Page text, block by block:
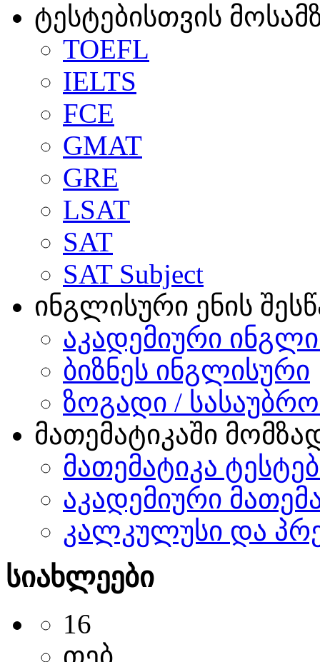
ტესტებისთვის
TOEFL
IELTS
FCE
GMAT
GRE
LSAT
SAT
SAT Subject
ინგლისური ენის
აკადემიური
ბიზნეს ინგლისური
ზოგადი /
მათემატიკაში
მათემატიკა
აკადემიური
კალკულუსი და
სიახლეები
16